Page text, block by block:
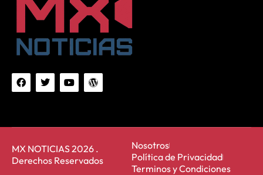
MX NOTICIAS 2026 .
Derechos Reservados
Nosotros
Política de Privacidad
Terminos y Condiciones